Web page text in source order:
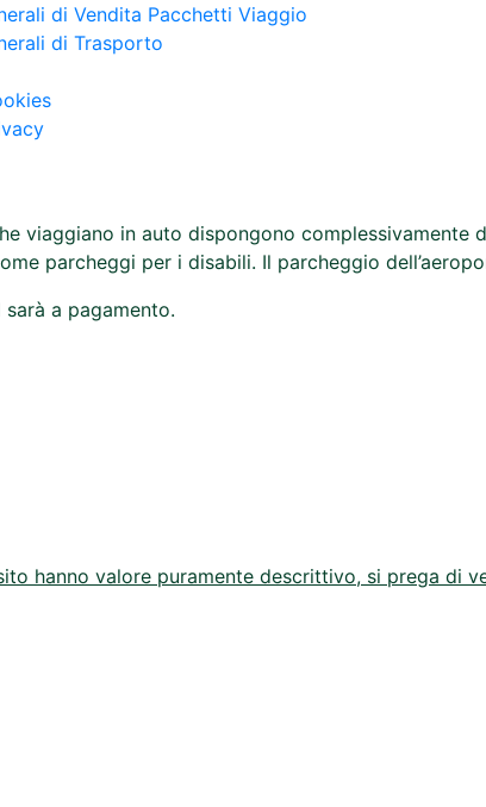
di Vendita Pacchetti Viaggio
di Trasporto
viaggiano in auto dispongono
parcheggi per i disabili. Il parcheggio
a pagamento.
hanno valore puramente descrittivo, si prega di